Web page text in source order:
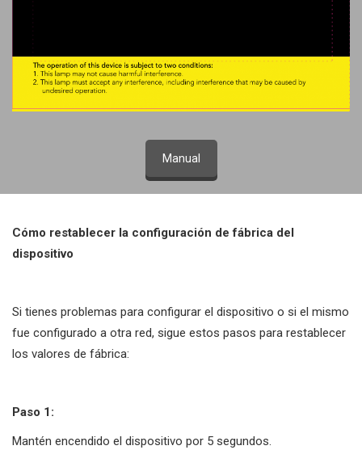
Manual
Cómo restablecer la configuración de fábrica del
dispositivo
Si tienes problemas para configurar el dispositivo o si el mismo
fue configurado a otra red, sigue estos pasos para restablecer
los valores de fábrica:
Paso 1:
Mantén encendido el dispositivo por 5 segundos.